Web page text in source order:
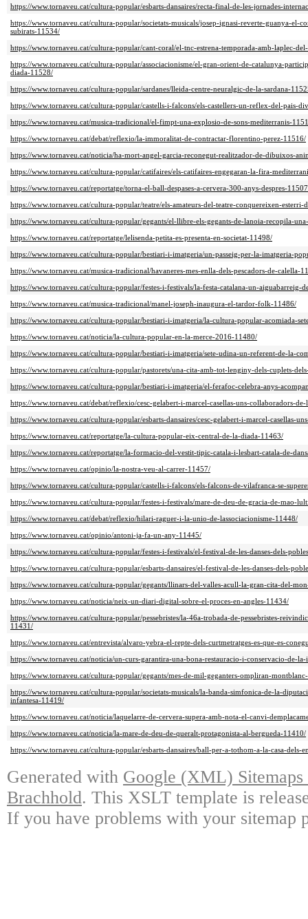
https://www.tornaveu.cat/cultura-popular/esbarts-dansaires/recta-final-de-les-jornades-
https://www.tornaveu.cat/cultura-popular/societats-musicals/josep-ignasi-reverte-guanya-el-
subirats-11534/
https://www.tornaveu.cat/cultura-popular/cant-coral/el-tnc-estrena-temporada-amb-laplec-
https://www.tornaveu.cat/cultura-popular/associacionisme/el-gran-orient-de-catalunya-
diada-11528/
https://www.tornaveu.cat/cultura-popular/sardanes/lleida-centre-neuralgic-de-la-sardana-
https://www.tornaveu.cat/cultura-popular/castells-i-falcons/els-castellers-un-reflex-del-pais-
https://www.tornaveu.cat/musica-tradicional/el-fimpt-una-explosio-de-sons-mediterranis-
https://www.tornaveu.cat/debat/reflexio/la-immoralitat-de-contractar-florentino-perez-11516/
https://www.tornaveu.cat/noticia/ha-mort-angel-garcia-reconegut-realitzador-de-dibuixos-
https://www.tornaveu.cat/cultura-popular/catifaires/els-catifaires-engegaran-la-fira-
https://www.tornaveu.cat/reportatge/torna-el-ball-despases-a-cervera-300-anys-despres-
https://www.tornaveu.cat/cultura-popular/teatre/els-amateurs-del-teatre-conquereixen-esterri-
https://www.tornaveu.cat/cultura-popular/gegants/el-llibre-els-gegants-de-lanoia-recopila-
https://www.tornaveu.cat/reportatge/lelisenda-petita-es-presenta-en-societat-11498/
https://www.tornaveu.cat/cultura-popular/bestiari-i-imatgeria/un-passeig-per-la-imatgeria-
https://www.tornaveu.cat/musica-tradicional/havaneres-mes-enlla-dels-pescadors-de-calella-
https://www.tornaveu.cat/cultura-popular/festes-i-festivals/la-festa-catalana-un-aiguabarreig-
https://www.tornaveu.cat/musica-tradicional/manel-joseph-inaugura-el-tardor-folk-11486/
https://www.tornaveu.cat/cultura-popular/bestiari-i-imatgeria/la-cultura-popular-acomiada-
https://www.tornaveu.cat/noticia/la-cultura-popular-en-la-merce-2016-11480/
https://www.tornaveu.cat/cultura-popular/bestiari-i-imatgeria/sete-udina-un-referent-de-la-
https://www.tornaveu.cat/cultura-popular/pastorets/una-cita-amb-tot-lenginy-dels-cuplets-
https://www.tornaveu.cat/cultura-popular/bestiari-i-imatgeria/el-ferafoc-celebra-anys-
https://www.tornaveu.cat/debat/reflexio/cesc-gelabert-i-marcel-casellas-uns-collaboradors-
https://www.tornaveu.cat/cultura-popular/esbarts-dansaires/cesc-gelabert-i-marcel-casellas-
https://www.tornaveu.cat/reportatge/la-cultura-popular-eix-central-de-la-diada-11463/
https://www.tornaveu.cat/reportatge/la-formacio-del-vestit-tipic-catala-i-lesbart-catala-de-
https://www.tornaveu.cat/opinio/la-nostra-veu-al-carrer-11457/
https://www.tornaveu.cat/cultura-popular/castells-i-falcons/els-falcons-de-vilafranca-se-
https://www.tornaveu.cat/cultura-popular/festes-i-festivals/mare-de-deu-de-gracia-de-mao-
https://www.tornaveu.cat/debat/reflexio/hilari-raguer-i-la-unio-de-lassociacionisme-11448/
https://www.tornaveu.cat/opinio/antoni-ja-fa-un-any-11445/
https://www.tornaveu.cat/cultura-popular/festes-i-festivals/el-festival-de-les-danses-dels-
https://www.tornaveu.cat/cultura-popular/esbarts-dansaires/el-festival-de-les-danses-dels-
https://www.tornaveu.cat/cultura-popular/gegants/llinars-del-valles-acull-la-gran-cita-del-
https://www.tornaveu.cat/noticia/neix-un-diari-digital-sobre-el-proces-en-angles-11434/
https://www.tornaveu.cat/cultura-popular/pessebristes/la-46a-trobada-de-pessebristes-
11431/
https://www.tornaveu.cat/entrevista/alvaro-yebra-el-repte-dels-curtmetratges-es-que-es-
https://www.tornaveu.cat/noticia/un-curs-garantira-una-bona-restauracio-i-conservacio-de-
https://www.tornaveu.cat/cultura-popular/gegants/mes-de-mil-geganters-ompliran-
https://www.tornaveu.cat/cultura-popular/societats-musicals/la-banda-simfonica-de-la-
infantesa-11419/
https://www.tornaveu.cat/noticia/laquelarre-de-cervera-supera-amb-nota-el-canvi-
https://www.tornaveu.cat/noticia/la-mare-de-deu-de-queralt-protagonista-al-bergueda-11410/
https://www.tornaveu.cat/cultura-popular/esbarts-dansaires/ball-per-a-tothom-a-la-casa-dels-
Generated with Google (XML)
Brachhold. This XSLT template is
If you have problems with your sitemap